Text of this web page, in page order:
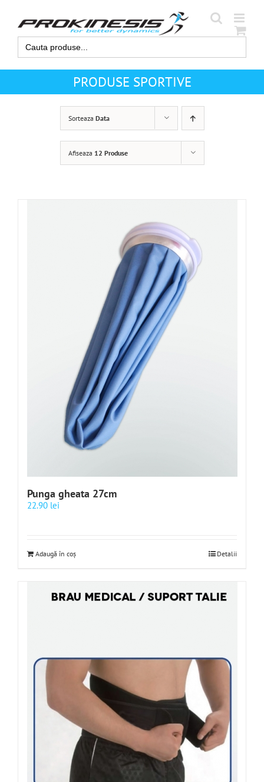
content
Search
for:
PRODUSE SPORTIVE
Sorteaza Data
Afiseaza 12 Produse
Punga gheata 27cm
22.90 lei
Adaugă în coș Detalii